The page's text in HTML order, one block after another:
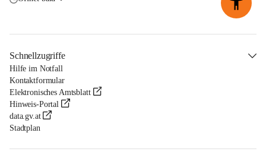
Schnellzugriffe
Hilfe im Notfall
Kontaktformular
Elektronisches Amtsblatt
Hinweis-Portal
data.gv.at
Stadtplan